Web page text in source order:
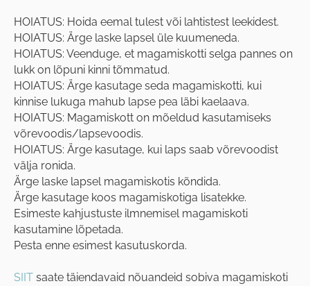
HOIATUS: Hoida eemal tulest või lahtistest leekidest.
HOIATUS: Ärge laske lapsel üle kuumeneda.
HOIATUS: Veenduge, et magamiskotti selga pannes on
lukk on lõpuni kinni tõmmatud.
HOIATUS: Ärge kasutage seda magamiskotti, kui
kinnise lukuga mahub lapse pea läbi kaelaava.
HOIATUS: Magamiskott on mõeldud kasutamiseks
võrevoodis/lapsevoodis.
HOIATUS: Ärge kasutage, kui laps saab võrevoodist
välja ronida.
Ärge laske lapsel magamiskotis kõndida.
Ärge kasutage koos magamiskotiga lisatekke.
Esimeste kahjustuste ilmnemisel magamiskoti
kasutamine lõpetada.
Pesta enne esimest kasutuskorda.
SIIT saate täiendavaid nõuandeid sobiva magamiskoti